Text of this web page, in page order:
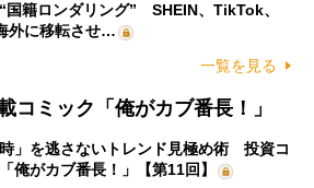
国籍ロンダリング” SHEIN、TikTok、
外に移転させ…
一覧を見る
コミック「俺がカブ番長！」
時」を逃さないトレンド見極め術 投資コ
俺がカブ番長！」【第11回】